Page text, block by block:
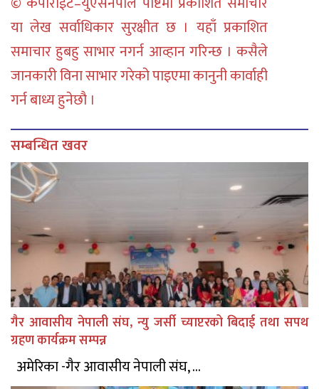
या लेख सर्वाधिकार सुरक्षीत छ । यहाँ प्रकाशित
समाचार हुबहु साभार नगर्न आव्हान गरिन्छ । कसैले
जानकारी विना साभार गरेको पाइएमा कानुनी कार्वाही
गर्न बाध्य हुनेछौ ।
सम्बन्धित खवर
गैर आवासीय नेपाली संघ, न्यु जर्सी च्याप्टरको बिदाई तथा सपथ
ग्रहण कार्यक्रम सम्पन्न
अमेरिका -गैर आवासीय नेपाली संघ, ...